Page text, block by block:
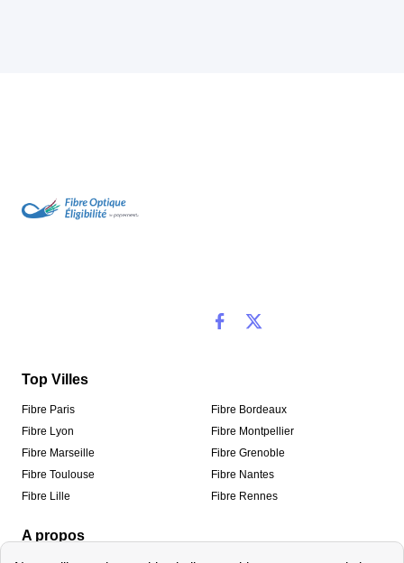
Top Villes
Fibre Paris
Fibre Lyon
Fibre Marseille
Fibre Toulouse
Fibre Lille
Fibre Bordeaux
Fibre Montpellier
Fibre Grenoble
Fibre Nantes
Fibre Rennes
A propos